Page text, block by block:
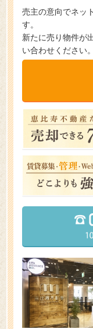
売主の意向でネッ
す。
新たに売り物件が
い合わせください。